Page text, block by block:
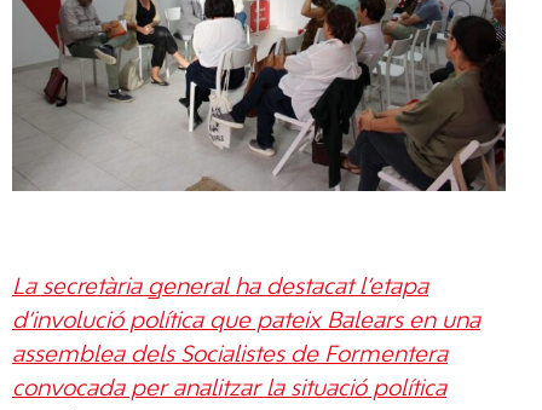
La secretària general ha destacat l’etapa
d’involució política que pateix Balears en una
assemblea dels Socialistes de Formentera
convocada per analitzar la situació política